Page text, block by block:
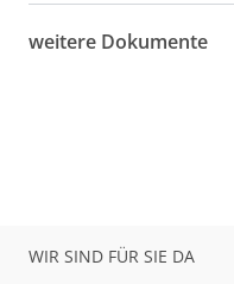
weitere Dokumente
WIR SIND FÜR SIE DA